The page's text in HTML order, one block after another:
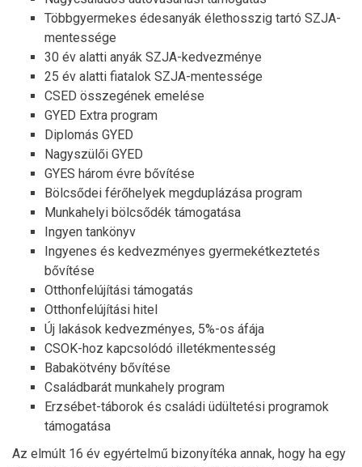
Többgyermekes édesanyák élethosszig tartó SZJA-
mentessége
30 év alatti anyák SZJA-kedvezménye
25 év alatti fiatalok SZJA-mentessége
CSED összegének emelése
GYED Extra program
Diplomás GYED
Nagyszülői GYED
GYES három évre bővítése
Bölcsődei férőhelyek megduplázása program
Munkahelyi bölcsődék támogatása
Ingyen tankönyv
Ingyenes és kedvezményes gyermekétkeztetés
bővítése
Otthonfelújítási támogatás
Otthonfelújítási hitel
Új lakások kedvezményes, 5%-os áfája
CSOK-hoz kapcsolódó illetékmentesség
Babakötvény bővítése
Családbarát munkahely program
Erzsébet-táborok és családi üdültetési programok
támogatása
Az elmúlt 16 év egyértelmű bizonyítéka annak, hogy ha egy